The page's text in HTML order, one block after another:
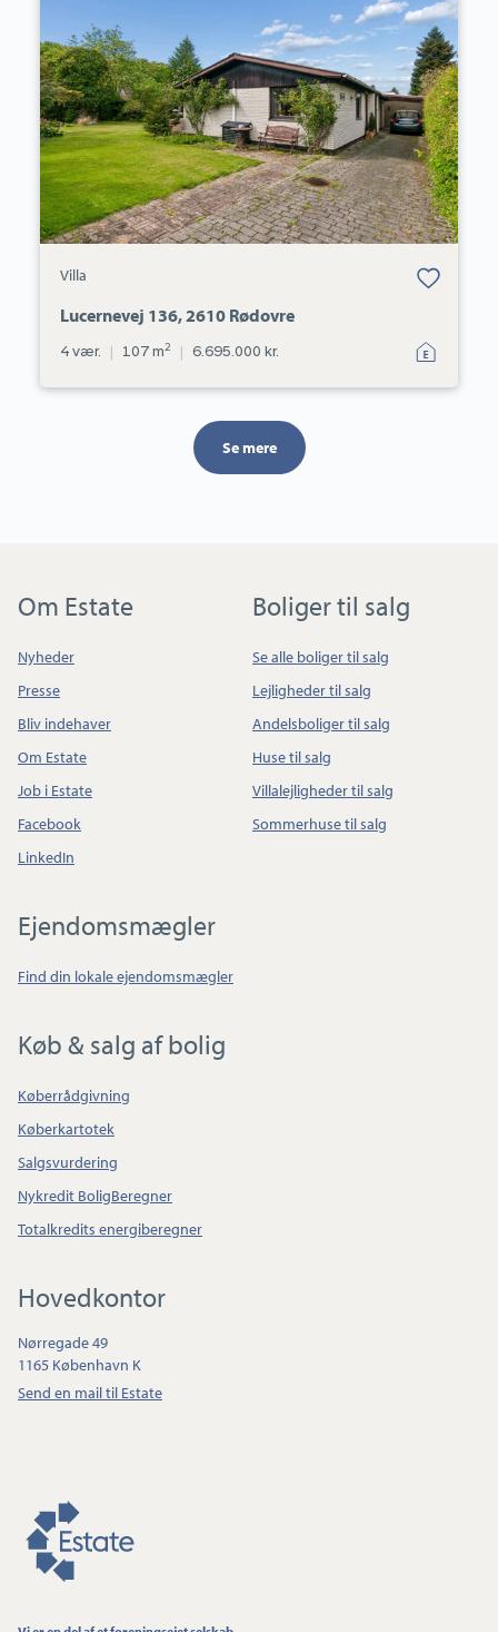
2610
Rødovre
Villa
Bolig er gemt
under dine
Lucernevej 136, 2610 Rødovre
4 vær. | 107 m2 | 6.695.000 kr.
Se mere
Om Estate
Nyheder
Presse
Bliv indehaver
Om Estate
Job i Estate
Facebook
LinkedIn
Boliger til salg
Se alle boliger til salg
Lejligheder til salg
Andelsboliger til salg
Huse til salg
Villalejligheder til salg
Sommerhuse til salg
Ejendomsmægler
Find din lokale ejendomsmægler
Køb & salg af bolig
Køberrådgivning
Køberkartotek
Salgsvurdering
Nykredit BoligBeregner
Totalkredits energiberegner
Hovedkontor
Nørregade 49
1165 København K
Send en mail til Estate